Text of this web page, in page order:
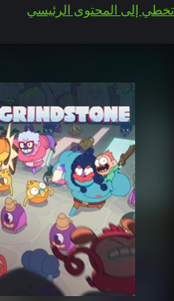
تخطي إلى المحتوى الرئيسي